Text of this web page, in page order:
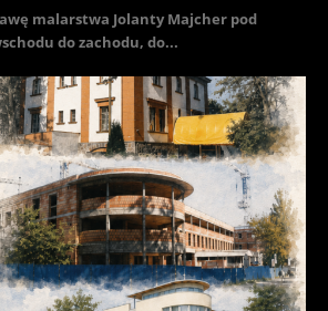
malarstwa Jolanty Majcher pod
do zachodu, do...